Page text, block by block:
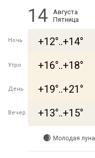
14
Августа
Пятница
Ночь +12°..+14°
Утро +16°..+18°
День +19°..+21°
Вечер +13°..+15°
Молодая луна